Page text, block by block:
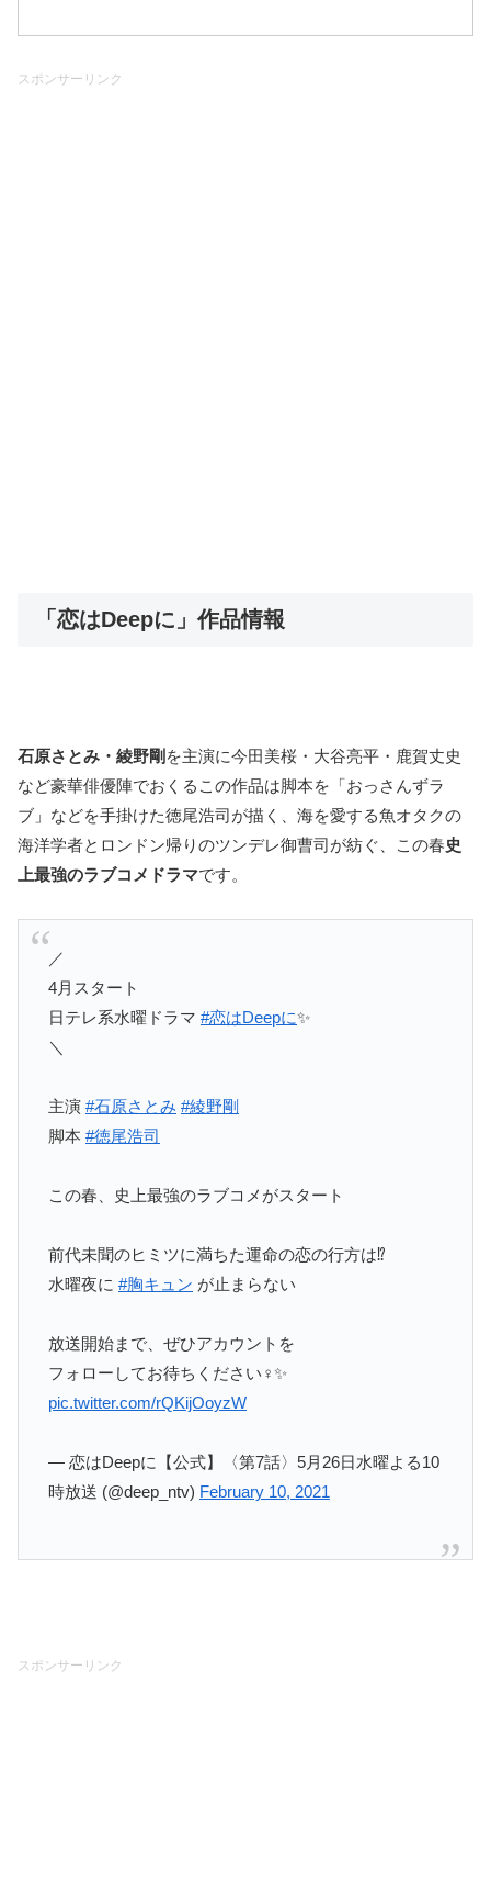
スポンサーリンク
「恋はDeepに」作品情報
石原さとみ・綾野剛 を主演に今田美桜・大谷亮平・鹿賀丈史
など豪華俳優陣でおくるこの作品は脚本を「おっさんずラ
ブ」などを手掛けた徳尾浩司が描く、海を愛する魚オタクの
海洋学者とロンドン帰りのツンデレ御曹司が紡ぐ、この春史
上最強のラブコメドラマです。
／
4月スタート
日テレ系水曜ドラマ #恋はDeepに✨
＼
主演 #石原さとみ #綾野剛
脚本 #徳尾浩司
この春、史上最強のラブコメがスタート
前代未聞のヒミツに満ちた運命の恋の行方は⁉️
水曜夜に #胸キュン が止まらない
放送開始まで、ぜひアカウントを
フォローしてお待ちください‍♀️✨
pic.twitter.com/rQKijOoyzW
— 恋はDeepに【公式】〈第7話〉5月26日水曜よる10
時放送 (@deep_ntv) February 10, 2021
スポンサーリンク